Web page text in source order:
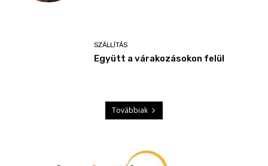
SZÁLLÍTÁS
Együtt a várakozásokon felül
Továbbiak